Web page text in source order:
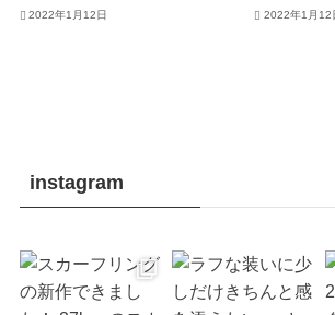
2022年1月12日 2022年1月12
instagram